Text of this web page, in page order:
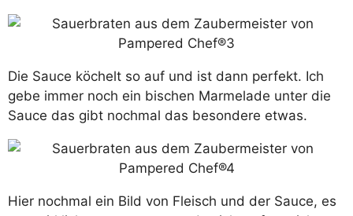
Die Sauce köchelt so auf und ist dann perfekt. Ich
gebe immer noch ein bischen Marmelade unter die
Sauce das gibt nochmal das besondere etwas.
Hier nochmal ein Bild von Fleisch und der Sauce, es